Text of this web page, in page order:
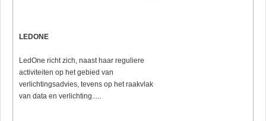
LEDONE
LedOne richt zich, naast haar reguliere
activiteiten op het gebied van
verlichtingsadvies, tevens op het raakvlak
van data en verlichting.....